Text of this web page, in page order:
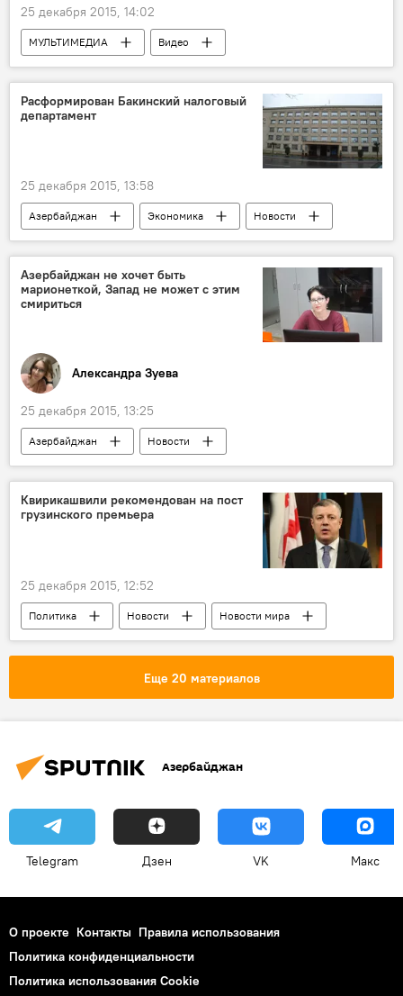
25 декабря 2015, 14:02
МУЛЬТИМЕДИА Видео
Расформирован Бакинский налоговый
департамент
25 декабря 2015, 13:58
Азербайджан Экономика
Новости
Баку
Министерство налогов
Департамент
Азербайджан не хочет быть
марионеткой, Запад не может с этим
смириться
Александра Зуева
25 декабря 2015, 13:25
Азербайджан
Новости
АНАЛИТИКА
Колумнисты
Санкции
Квирикашвили рекомендован на пост
грузинского премьера
25 декабря 2015, 12:52
Политика Новости
Новости мира
Грузия
Георгий Квирикашвили
Еще 20 материалов
Азербайджан
Telegram Дзен VK Макс
О проекте Контакты Правила использования
Политика конфиденциальности
Политика использования Cookie